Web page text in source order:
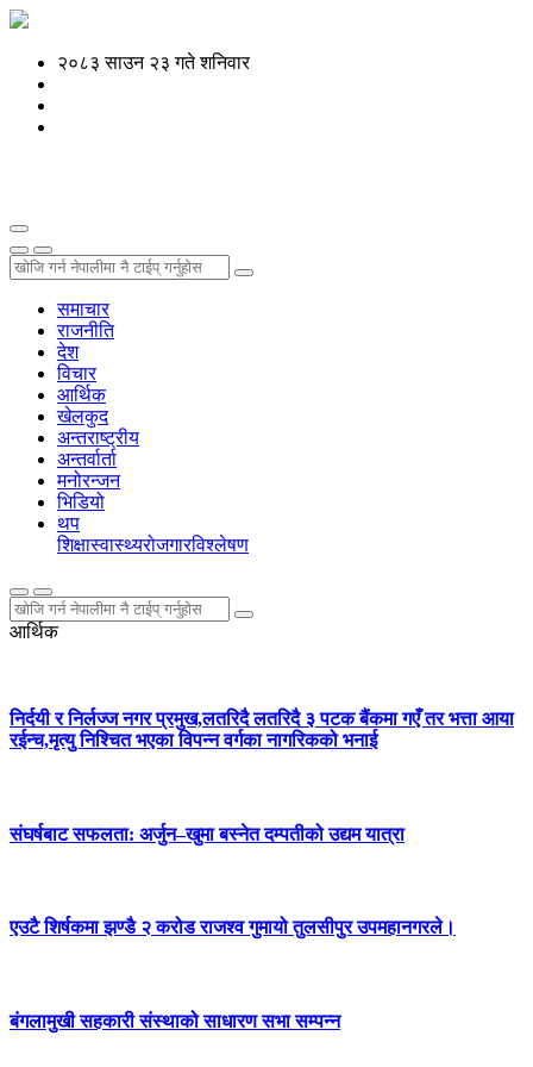
२०८३ साउन २३ गते शनिवार
समाचार
राजनीति
देश
विचार
आर्थिक
खेलकुद
अन्तराष्ट्रीय
अन्तर्वार्ता
मनोरन्जन
भिडियो
थप
शिक्षास्वास्थ्यरोजगारविश्लेषण
आर्थिक
निर्दयी र निर्लज्ज नगर प्रमुख,लतरिदै लतरिदै ३ पटक बैंकमा गएँ तर भत्ता आया
रईन्च,मृत्यु निश्चित भएका विपन्न वर्गका नागरिकको भनाई
संघर्षबाट सफलता: अर्जुन–खुमा बस्नेत दम्पतीको उद्यम यात्रा
एउटै शिर्षकमा झण्डै २ करोड राजश्व गुमायो तुलसीपुर उपमहानगरले।
बंगलामुखी सहकारी संस्थाको साधारण सभा सम्पन्न